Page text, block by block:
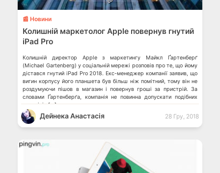
📰 Новини
Колишній маркетолог Apple повернув гнутий
iPad Pro
Колишній директор Apple з маркетингу Майкл Ґартенберґ
(Michael Gartenberg) у соціальній мережі розповів про те, що йому
дістався гнутий iPad Pro 2018. Екс-менеджер компанії заявив, що
вигин корпусу його планшета був більш ніж помітний, тому він не
роздумуючи пішов в магазин і повернув гроші за пристрій. За
словами Ґартенберґа, компанія не повинна допускати подібних
недоліків […]
Дейнека Анастасiя 28 Гру, 2018